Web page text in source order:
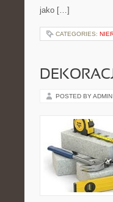
jako […]
CATEGORIES:
POSTED BY ADMIN